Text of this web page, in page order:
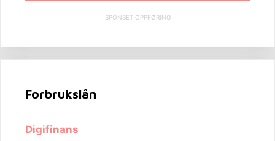
SPONSET OPPFØRING
Forbrukslån
Digifinans